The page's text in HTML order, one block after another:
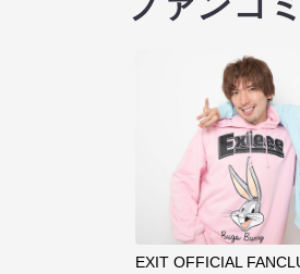
EXIT OFFICIAL